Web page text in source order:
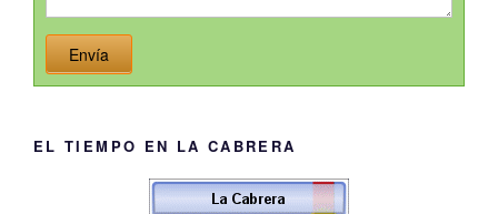
Envía
EL TIEMPO EN LA CABRERA